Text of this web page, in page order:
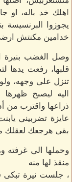
اهلك خد باله، او
يجوزوا البرنسيسة
خدامين مكنتش
وصل الغضب بنيرة
قلبها، رفعت يدها
تنزل على وجهه،
اليه ليصبح
ذراعها واقترب من
عايزة تضربينى
بقى هرجعك لعقلك
وحملها الى غرفته
منقذ لها منه
، جلست نيرة تبكى